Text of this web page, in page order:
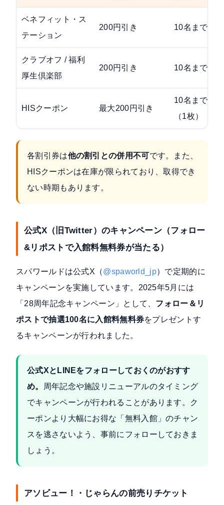
ベネフィット・ス
テーション
200円引き 10名まで
クラブオフ / 福利
厚生倶楽部
200円引き 10名まで
HISクーポン 最大200円引き
10名まで
（1枚）
各割引券は他の割引との併用不可 です。また、
HISクーポンは在庫が限られており、取得でき
ない時期もあります。
公式X（旧Twitter）のキャンペーン（フォロー
&リポストで入館料無料券が当たる）
スパワールドは公式X（@spaworld_jp）で定期的に
キャンペーンを実施しています。2025年5月には
「28周年記念キャンペーン」として、 フォロー＆リ
ポストで抽選100名に入館料無料券をプレゼントす
るキャンペーンが行われました。
公式XとLINEをフォローしておくのがおすす
め。 周年記念や施設リニューアルのタイミング
でキャンペーンが行われることがあります。ク
ーポンより大幅にお得な「無料入館」のチャン
スを逃さないよう、事前にフォローしておきま
しょう。
アソビュー！・じゃらんの前売りチケット